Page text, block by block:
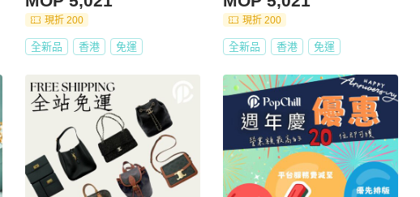
現折 200
全新品 香港 免運
現折 200
全新品 香港 免運